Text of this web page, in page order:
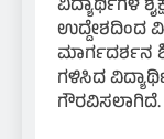
ವಿದ್ಯಾರ್ಥಿಗಳ
ಉದ್ದೇಶದಿಂದ
ಮಾರ್ಗದರ್ಶನ
ಗಳಿಸಿದ
ಗೌರವಿಸಲಾಗಿದೆ.